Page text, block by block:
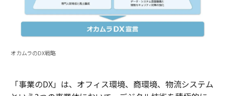
オカムラのDX戦略
「事業のDX」は、オフィス環境、商環境、物流システム